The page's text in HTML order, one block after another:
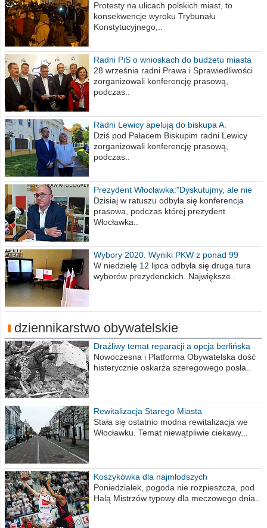
poselskim PiS
Protesty na ulicach polskich miast, to
konsekwencje wyroku Trybunału
Konstytucyjnego,..
Radni PiS o wnioskach do budżetu miasta
na 2021 rok
28 września radni Prawa i Sprawiedliwości
zorganizowali konferencję prasową,
podczas..
Radni Lewicy apelują do biskupa A.
Wiesława Meringa
Dziś pod Pałacem Biskupim radni Lewicy
zorganizowali konferencję prasową,
podczas..
Prezydent Włocławka:"Dyskutujmy, ale nie
obrażajmy się”
Dzisiaj w ratuszu odbyła się konferencja
prasowa, podczas której prezydent
Włocławka..
Wybory 2020. Wyniki PKW z ponad 99
procent obwodów
W niedzielę 12 lipca odbyła się druga tura
wyborów prezydenckich. Największe..
dziennikarstwo obywatelskie
Drażliwy temat reparacji a opcja berlińska
Nowoczesna i Platforma Obywatelska dość
histerycznie oskarża szeregowego posła..
Rewitalizacja Starego Miasta
Stała się ostatnio modna rewitalizacja we
Włocławku. Temat niewątpliwie ciekawy...
Koszykówka dla najmłodszych
Poniedziałek, pogoda nie rozpieszcza, pod
Halą Mistrzów typowy dla meczowego dnia..